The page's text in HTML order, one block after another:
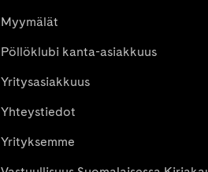
Myymälät
Pöllöklubi kanta-asiakkuus
Yritysasiakkuus
Yhteystiedot
Yrityksemme